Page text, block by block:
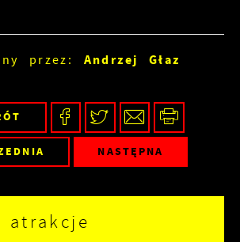
przez: Andrzej Głaz
NASTĘPNA
atrakcje